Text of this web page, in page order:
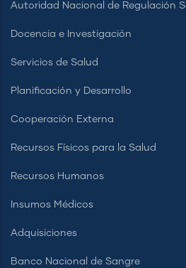
Autoridad Nacional de Regulación
Docencia e Investigación
Servicios de Salud
Planificación y Desarrollo
Cooperación Externa
Recursos Físicos para la Salud
Recursos Humanos
Insumos Médicos
Adquisiciones
Banco Nacional de Sangre